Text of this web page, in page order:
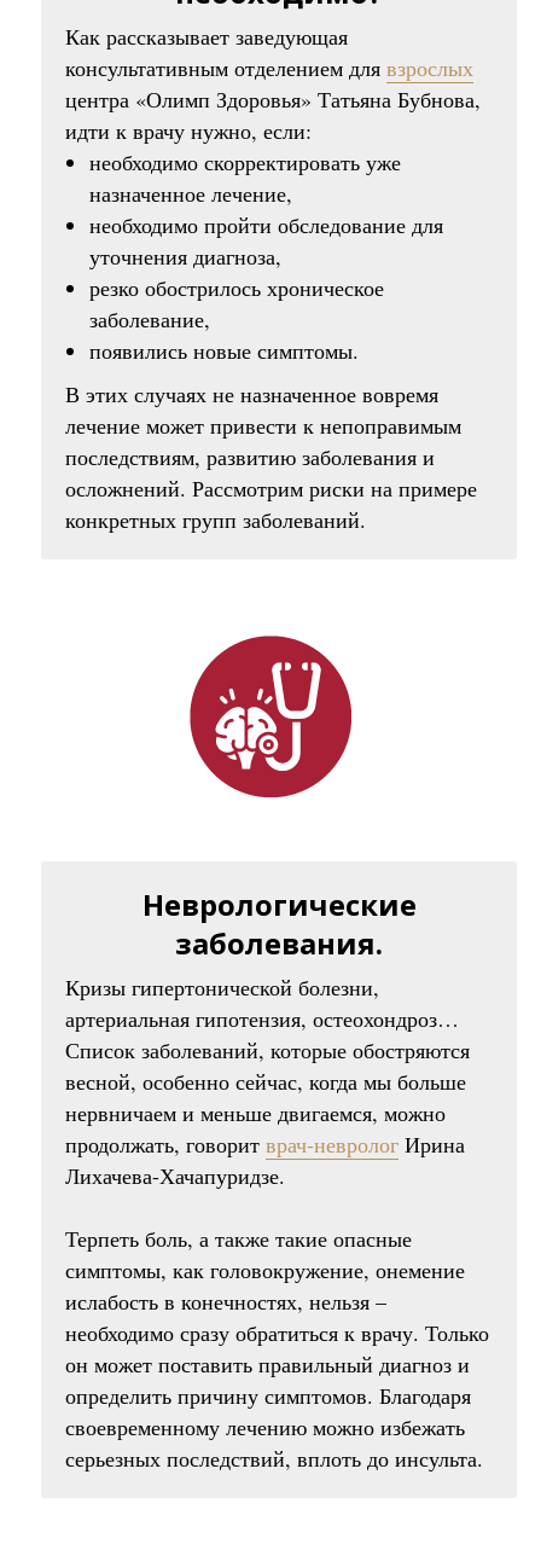
Как рассказывает заведующая
консультативным отделением для взрослых
центра «Олимп Здоровья» Татьяна Бубнова,
идти к врачу нужно, если:
необходимо скорректировать уже
назначенное лечение,
необходимо пройти обследование для
уточнения диагноза,
резко обострилось хроническое
заболевание,
появились новые симптомы.
В этих случаях не назначенное вовремя
лечение может привести к непоправимым
последствиям, развитию заболевания и
осложнений. Рассмотрим риски на примере
конкретных групп заболеваний.
Неврологические
заболевания.
Кризы гипертонической болезни,
артериальная гипотензия, остеохондроз…
Список заболеваний, которые обостряются
весной, особенно сейчас, когда мы больше
нервничаем и меньше двигаемся, можно
продолжать, говорит врач-невролог Ирина
Лихачева-Хачапуридзе.
Терпеть боль, а также такие опасные
симптомы, как головокружение, онемение
ислабость в конечностях, нельзя –
необходимо сразу обратиться к врачу. Только
он может поставить правильный диагноз и
определить причину симптомов. Благодаря
своевременному лечению можно избежать
серьезных последствий, вплоть до инсульта.